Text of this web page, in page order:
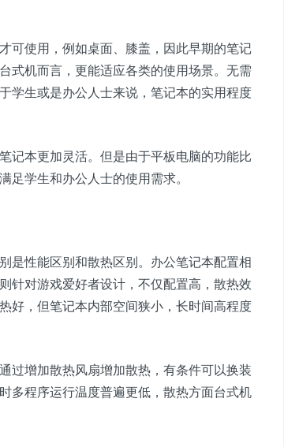
可使用，例如桌面、膝盖，因此早期的笔记
式机而言，更能适应各类的使用场景。无需
学生或是办公人士来说，笔记本的实用程度
记本更加灵活。但是由于平板电脑的功能比
足学生和办公人士的使用需求。
是性能区别和散热区别。办公笔记本配置相
针对游戏爱好者设计，不仅配置高，散热效
好，但笔记本内部空间狭小，长时间高程度
过增加散热风扇增加散热，有条件可以换装
多程序运行温度普遍更低，散热方面台式机